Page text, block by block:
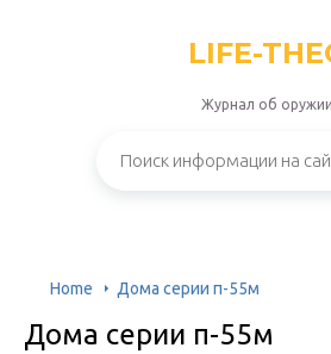
LIFE-
Журнал об оружии
Home Дома серии п-55м
Дома серии п-55м